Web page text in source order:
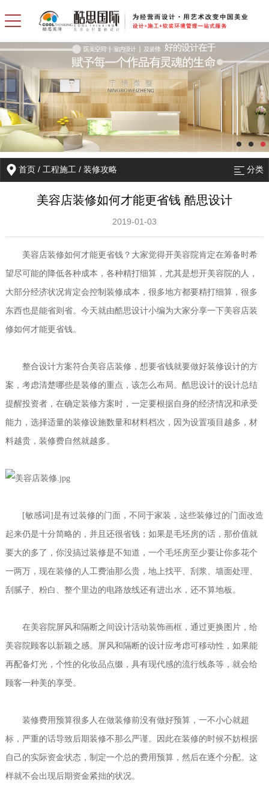
首页 /工程施工 /装修攻略 分类
美容店装修如何才能更省钱 酷思设计
2019-01-03
美容店装修如何才能更省钱？大家觉得开美容院肯定在筹备时希
望尽可能的降低各种成本，各种精打细算，尤其是想开美容院的人，
大部分经济状况肯定会控制装修成本，很多地方都要精打细算，很多
东西也是能省则省。今天就由酷思设计小编为大家分享一下美容店装
修如何才能更省钱。
整合设计方案符合美容店装修，想要省钱就要做好装修设计的方
案，考虑清楚哪些是装修的重点，该怎么布局。酷思设计的设计总结
提醒投资者，在确定装修方案时，一定要根据自身的经济情况和承受
能力，选择适量的装修设施数量和材料档次，因为设置项目越多，材
料越贵，装修费自然就越多。
[敏感词]是有过装修的门面，不同于家装，这些装修过的门面改造
起来仍是十分简略的，并且还很省钱；如果是毛坯房的话，那价值就
要大的多了，你没搞过装修是不知道，一个毛坯房至少要让你多花个
一两万，现在装修的人工费油那么贵，地上找平、刮浆、墙面处理、
刮腻子、粉白、整个里边的电路放线还有进出水，还不算地板。
在美容院屏风和隔断之间设计活动装饰画框，通过更换图片，给
美容院顾客以新颖之感。屏风和隔断的设计应考虑可移动性，如果能
再配备灯光，个性的化妆品点缀，具有现代感的流行线条等，就会给
顾客一种美的享受。
装修费用预算很多人在做装修前没有做好预算，一不小心就超
标，严重的话导致后期装修不那么严谨。因此在装修的时候不妨根据
自己的实际资金状态，制定一个总的费用预算，然后在逐个分配。这
样就不会出现后期资金紧拙的状况。